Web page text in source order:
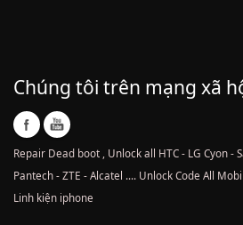
Chúng tôi trên mạng xã
Repair Dead boot , Unlock all HTC - LG Cyon -
Pantech - ZTE - Alcatel .... Unlock Code All
Linh kiện iphone